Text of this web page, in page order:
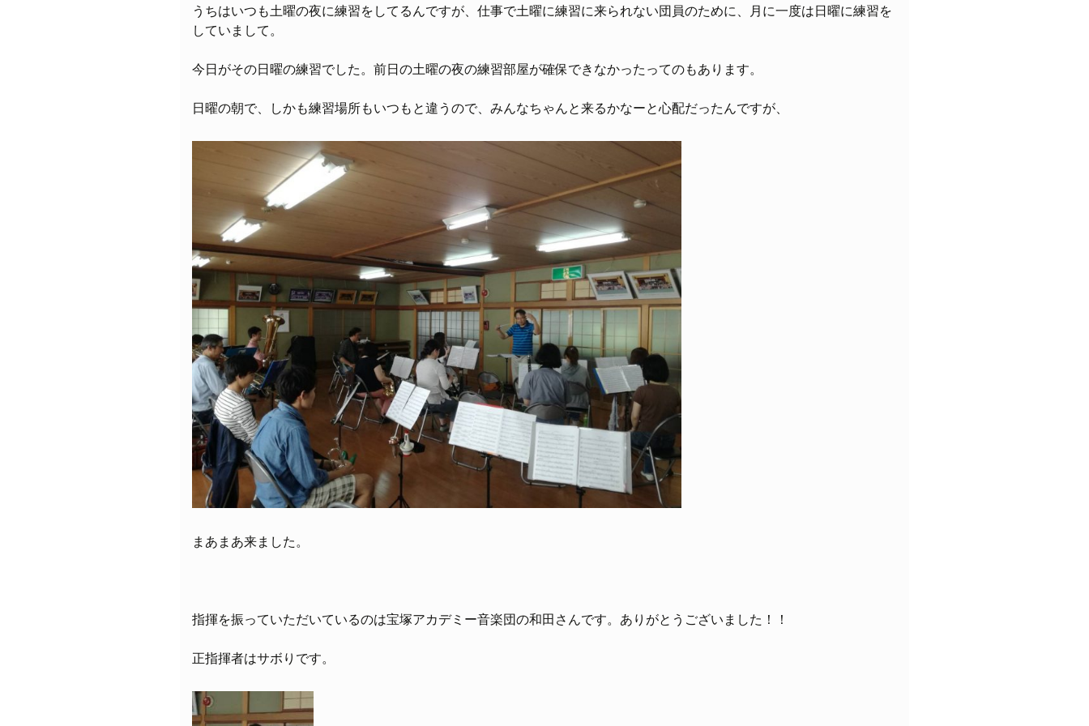
うちはいつも土曜の夜に練習をしてるんですが、仕事で土曜に練習に来られない団員のために、月に一度は日曜に練習を
していまして。
今日がその日曜の練習でした。前日の土曜の夜の練習部屋が確保できなかったってのもあります。
日曜の朝で、しかも練習場所もいつもと違うので、みんなちゃんと来るかなーと心配だったんですが、
まあまあ来ました。
指揮を振っていただいているのは宝塚アカデミー音楽団の和田さんです。ありがとうございました！！
正指揮者はサボりです。